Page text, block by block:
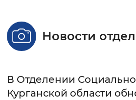
Стандартный
Без засечек
Новости
В Отделении
Курганской области